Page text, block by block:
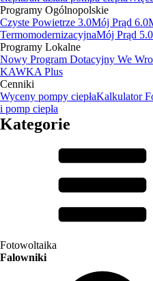
Programy Ogólnopolskie
Czyste Powietrze 3.0Mój Prąd 6.0
TermomodernizacyjnaMój Prąd 5.0
Programy Lokalne
Nowy Program Dotacyjny We
KAWKA Plus
Cenniki
Wyceny pompy ciepłaKalkulator
i pomp ciepła
Kategorie
Fotowoltaika
Falowniki